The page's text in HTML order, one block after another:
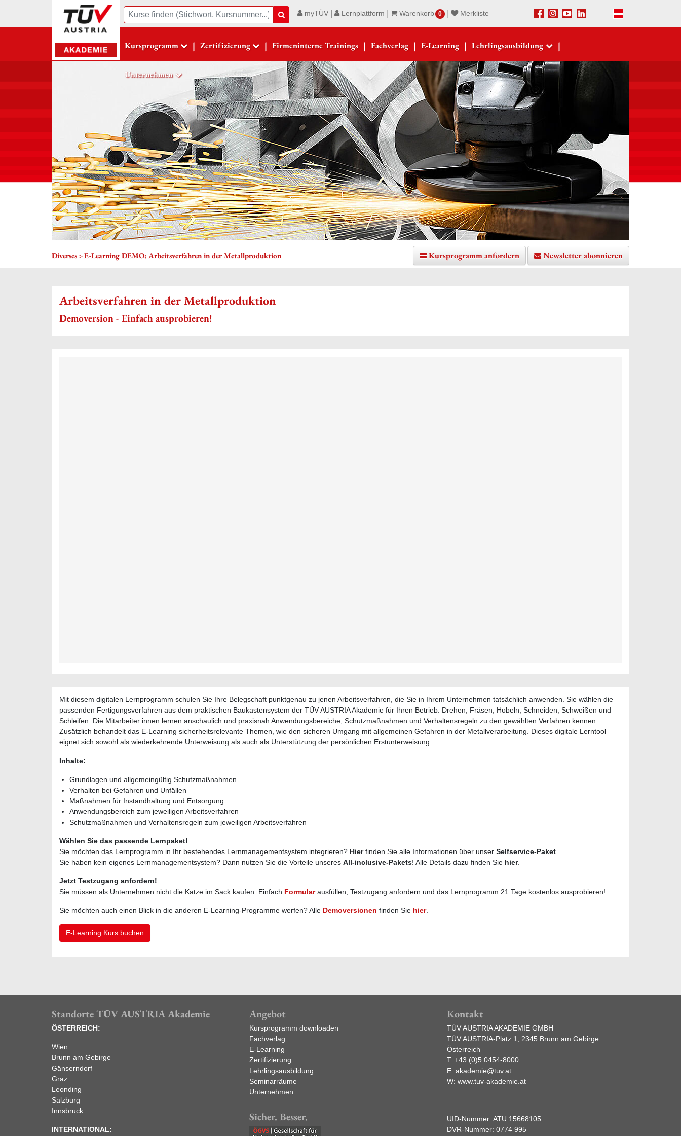
Suche SuchemyTÜV | Lernplattform | Warenkorb 0 | Merkliste Facebook
Instagram
YoutubeLinkedIn Deutsch
Kursprogramm | Zertifizierung | Firmeninterne Trainings | Fachverlag | E-Learning | Lehrlingsausbildung |
Unternehmen
Diverses E-Learning DEMO: Arbeitsverfahren in der Metallproduktion Kursprogramm anfordern Newsletter abonnieren
Arbeitsverfahren in der Metallproduktion
Demoversion - Einfach ausprobieren!
Mit diesem digitalen Lernprogramm schulen Sie Ihre Belegschaft punktgenau zu jenen Arbeitsverfahren, die Sie in Ihrem Unternehmen tatsächlich anwenden. Sie wählen die
passenden Fertigungsverfahren aus dem praktischen Baukastensystem der TÜV AUSTRIA Akademie für Ihren Betrieb: Drehen, Fräsen, Hobeln, Schneiden, Schweißen und
Schleifen. Die Mitarbeiter:innen lernen anschaulich und praxisnah Anwendungsbereiche, Schutzmaßnahmen und Verhaltensregeln zu den gewählten Verfahren kennen.
Zusätzlich behandelt das E-Learning sicherheitsrelevante Themen, wie den sicheren Umgang mit allgemeinen Gefahren in der Metallverarbeitung. Dieses digitale Lerntool
eignet sich sowohl als wiederkehrende Unterweisung als auch als Unterstützung der persönlichen Erstunterweisung.
Inhalte:
Grundlagen und allgemeingültig Schutzmaßnahmen
Verhalten bei Gefahren und Unfällen
Maßnahmen für Instandhaltung und Entsorgung
Anwendungsbereich zum jeweiligen Arbeitsverfahren
Schutzmaßnahmen und Verhaltensregeln zum jeweiligen Arbeitsverfahren
Wählen Sie das passende Lernpaket!
Sie möchten das Lernprogramm in Ihr bestehendes Lernmanagementsystem integrieren? Hierfinden Sie alle Informationen über unser Selfservice-Paket
Sie haben kein eigenes Lernmanagementsystem? Dann nutzen Sie die Vorteile unseres All-inclusive-Pakets! Alle Details dazu finden Sie hier.
Jetzt Testzugang anfordern!
Sie müssen als Unternehmen nicht die Katze im Sack kaufen: Einfach Formular ausfüllen, Testzugang anfordern und das Lernprogramm 21 Tage kostenlos ausprobieren!
Sie möchten auch einen Blick in die anderen E-Learning-Programme werfen? Alle Demoversionen finden Sie hier.
E-Learning Kurs buchen
Standorte TÜV AUSTRIA Akademie
ÖSTERREICH:
Wien
Brunn am Gebirge
Gänserndorf
Graz
Leonding
Salzburg
Innsbruck
INTERNATIONAL:
Angebot
Kursprogramm downloaden
Fachverlag
E-Learning
Zertifizierung
Lehrlingsausbildung
Seminarräume
Unternehmen
Sicher. Besser.
Kontakt
TÜV AUSTRIA AKADEMIE GMBH
TÜV AUSTRIA-Platz 1, 2345 Brunn am Gebirge
Österreich
T: +43 (0)5 0454-8000
E: akademie@tuv.at
W: www.tuv-akademie.at
UID-Nummer: ATU 15668105
DVR-Nummer: 0774 995